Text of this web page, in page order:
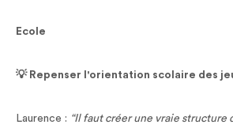
Ecole
💡 Repenser l'orientation scolaire des
Laurence : “Il faut créer une vraie structure